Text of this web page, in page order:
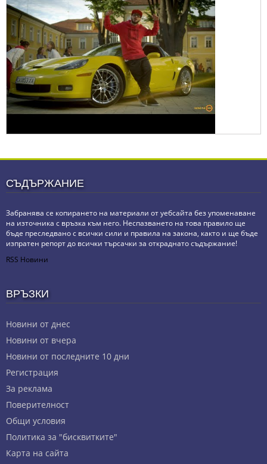
СЪДЪРЖАНИЕ
Забранява се копирането на материали от уебсайта без упоменаване
на източника с връзка към него. Неспазването на това правило ще
бъде преследвано с всички сили и правила на закона, както и ще бъде
изпратен репорт до всички търсачки за откраднато съдържание!
RSS Новини
ВРЪЗКИ
Новини от днес
Новини от вчера
Новини от последните 10 дни
Регистрация
За реклама
Πoвepитeлнocт
Общи условия
Политика за "бисквитките"
Карта на сайта